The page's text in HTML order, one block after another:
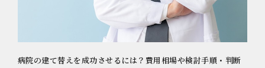
病院の建て替えを成功させるには？費用相場や検討手順・判断